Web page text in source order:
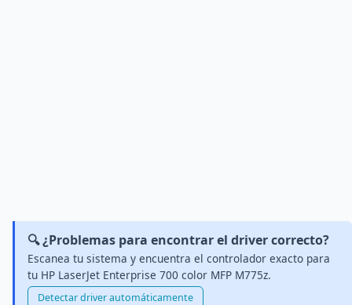
🔍 ¿Problemas para encontrar el driver correcto?
Escanea tu sistema y encuentra el controlador exacto para
tu HP LaserJet Enterprise 700 color MFP M775z.
Detectar driver automáticamente